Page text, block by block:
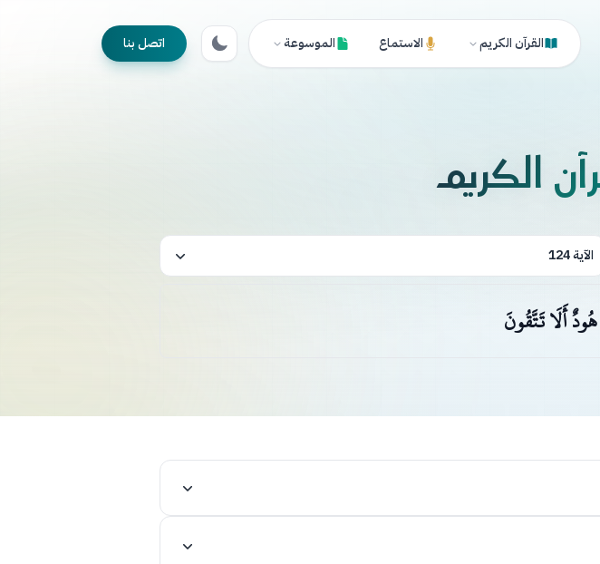
القرآن الكريم الاستماع الموسوعة اتصل بنا
الكريم
الآية 124
أَلَا تَتَّقُونَ